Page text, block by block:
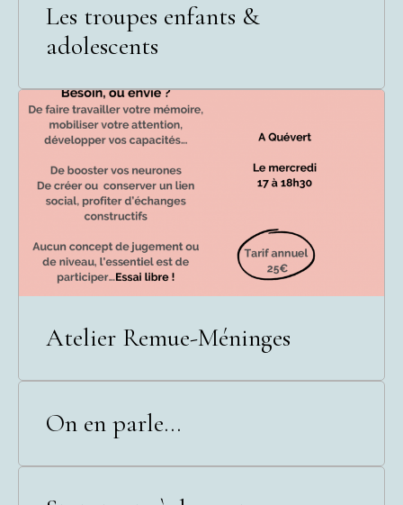
Les troupes enfants &
adolescents
Atelier Remue-Méninges
On en parle...